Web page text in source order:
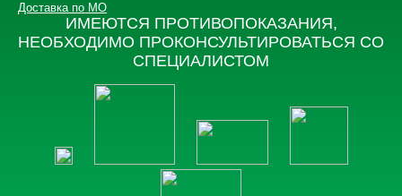
ИМЕЮТСЯ ПРОТИВОПОКАЗАНИЯ,
НЕОБХОДИМО ПРОКОНСУЛЬТИРОВАТЬСЯ СО
СПЕЦИАЛИСТОМ
Доставка по МО